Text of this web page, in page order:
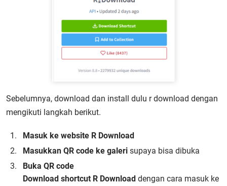
Sebelumnya, download dan install dulu r download dengan
mengikuti langkah berikut.
Masuk ke website R Download
Masukkan QR code ke galeri supaya bisa dibuka
Buka QR code
Download shortcut R Download dengan cara masuk ke